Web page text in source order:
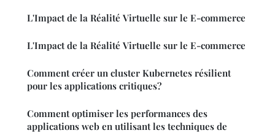
L'Impact de la Réalité Virtuelle sur le E-commerce
L'Impact de la Réalité Virtuelle sur le E-commerce
Comment créer un cluster Kubernetes résilient
pour les applications critiques?
Comment optimiser les performances des
applications web en utilisant les techniques de